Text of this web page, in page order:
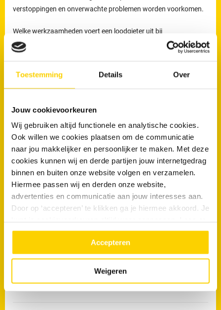
Toestemming Details Over
Jouw cookievoorkeuren
Wij gebruiken altijd functionele en analytische cookies.
Ook willen we cookies plaatsen om de communicatie
naar jou makkelijker en persoonlijker te maken. Met deze
cookies kunnen wij en derde partijen jouw internetgedrag
binnen en buiten onze website volgen en verzamelen.
Hiermee passen wij en derden onze website,
advertenties en communicatie aan jouw interesses aan.
Door op ‘accepteren’ te klikken ga je hiermee akkoord. Je
meer over in onsprivacy beleid.
Accepteren
Weigeren
verstoppingen en onverwachte problemen worden voorkomen.
Welke werkzaamheden voert een loodgieter uit bij
rioolproblemen?
verstoppingen en lekkages, maar ook voor het reinigen,
inspecteren en preventief onderhouden van rioleringen.
verwijderen en verkleint de kans op terugkerende verstoppingen
en onverwachte kosten.
Loodgieters voor ontstopping van uw WC
of afvoer in Tegelen
Een loodgieter is nodig wanneer een toilet of afvoer niet meer
doorspoelt of wanneer een verstopping blijft terugkomen. Wordt
uiteindelijk leiden tot lekkage of schade aan de riolering.
De loodgieters van RRS in Tegelen beschikken over professionele
apparatuur om dit soort verstoppingen zorgvuldig te verhelpen
en herhaling te voorkomen.